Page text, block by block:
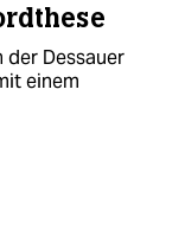
der Dessauer
einem